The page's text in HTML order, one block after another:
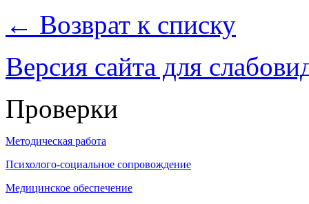
← Возврат к списку
Версия сайта для
Проверки
Методическая работа
Психолого-социальное сопровождение
Медицинское обеспечение